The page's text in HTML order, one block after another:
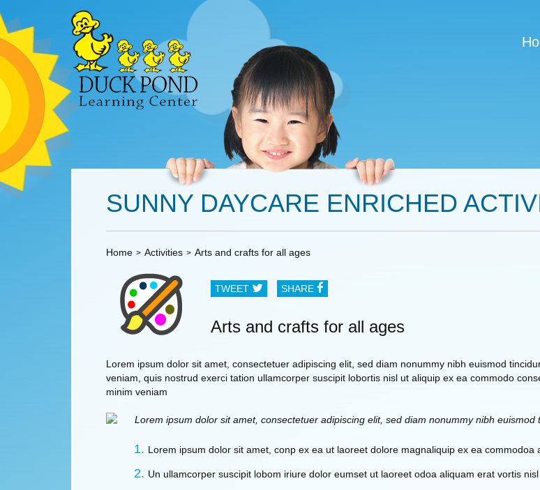
SUNNY DAYCARE ENRICHED
Home Activities Arts and crafts for all ages
TWEET SHARE
Arts and crafts for all ages
Lorem ipsum dolor sit amet, consectetuer adipiscing elit, sed diam nonummy nibh euismod
veniam, quis nostrud exerci tation ullamcorper suscipit lobortis nisl ut aliquip ex ea commodo
minim veniam
Lorem ipsum dolor sit amet, consectetuer adipiscing elit, sed diam nonummy nibh
Lorem ipsum dolor sit amet, conp ex ea ut laoreet dolore magnaliquip ex ea commodoa
Un ullamcorper suscipit lobom iriure dolor eumset ut laoreet odoa aliquam erat vortis